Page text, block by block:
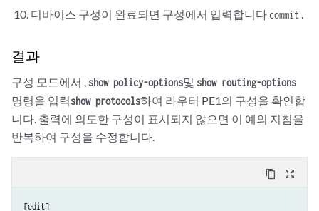
디바이스 구성이 완료되면 구성에서 입력합니다 commit .
결과
구성 모드에서 , show policy-options및 show routing-options
명령을 입력show protocols하여 라우터 PE1의 구성을 확인합
니다. 출력에 의도한 구성이 표시되지 않으면 이 예의 지침을
반복하여 구성을 수정합니다.
content_copy zoom_out_map
[edit]